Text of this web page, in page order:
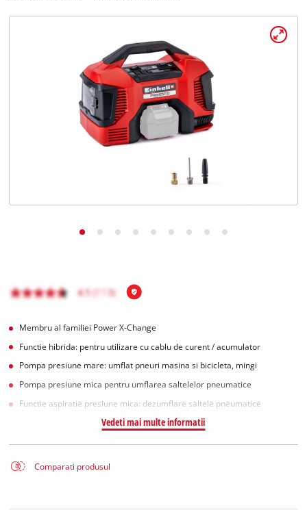
Membru al familiei Power X-Change
Functie hibrida: pentru utilizare cu cablu de curent / acumulator
Pompa presiune mare: umflat pneuri masina si bicicleta, mingi
Pompa presiune mica pentru umflarea saltelelor pneumatice
Functie aspiratie presiune mica: dezumflare saltele pneumatice
Vedeti mai multe informatii
Comparati produsul